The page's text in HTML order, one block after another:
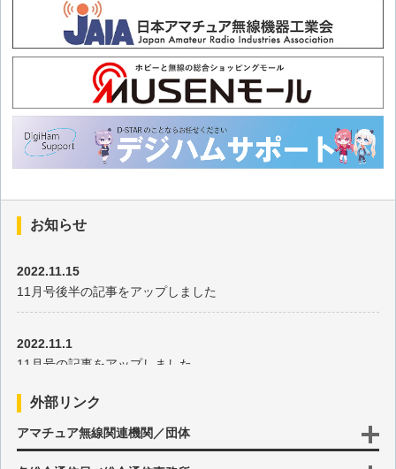
お知らせ
2022.11.15
11月号後半の記事をアップしました
2022.11.1
11月号の記事をアップしました
2022.10.17
10月号後半の記事をアップしました
外部リンク
アマチュア無線関連機関／団体